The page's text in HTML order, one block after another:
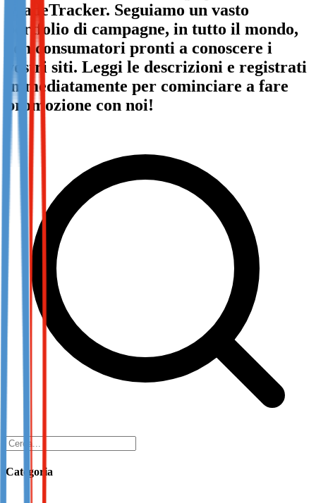
Not already our Publisher?
Sign up here
TradeTracker. Seguiamo un vasto
portfolio di campagne, in tutto il mondo,
con consumatori pronti a conoscere i
vostri siti. Leggi le descrizioni e registrati
immediatamente per cominciare a fare
promozione con noi!
Categoria